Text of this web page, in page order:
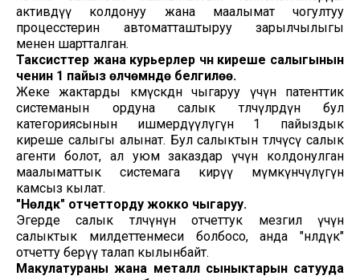
активдүү колдонуу жана маалымат чогултуу
процесстерин автоматташтыруу зарылчылыгы
менен шартталган.
Таксисттер жана курьерлер үчүн киреше салыгынын
ченин 1 пайыз өлчөмүндө белгилөө.
Жеке жактарды көмүскөдөн чыгаруу үчүн патенттик
системанын ордуна салык төлөөчүлөрдүн бул
категориясынын ишмердүүлүгүнө 1 пайыздык
киреше салыгы алынат. Бул салыктын төлөөчүсү салык
агенти болот, ал уюм заказдар үчүн колдонулган
маалыматтык системага кирүү мүмкүнчүлүгүн
камсыз кылат.
"Нөлдүк" отчетторду жокко чыгаруу.
Эгерде салык төлөөчүнүн отчеттук мезгил үчүн
салыктык милдеттенмеси болбосо, анда "нөлдүк"
отчетту берүү талап кылынбайт.
Макулатураны жана металл сыныктарын сатууда